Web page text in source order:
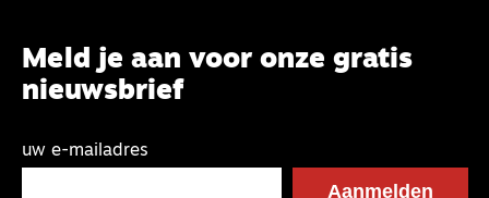
Meld je aan voor onze gratis
nieuwsbrief
uw e-mailadres